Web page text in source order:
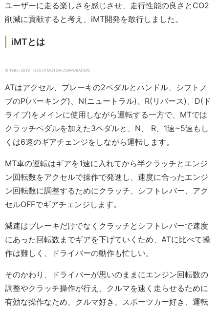
ユーザーに走る楽しさを感じさせ、走行性能の良さとCO2
削減に貢献すると考え、iMT開発を敢行しました。
iMTとは
© 1995-2019 TOYOTA MOTOR CORPORATION.
ATはアクセル、ブレーキの2ペダルとハンドル、シフトノ
ブのP(パーキング)、N(ニュートラル)、R(リバース)、D(ド
ライブ)をメインに使用しながら運転する一方で、MTでは
クラッチペダルを加えた3ペダルと、N、 R、1速~5速もし
くは6速のギアチェンジをしながら運転します。
MT車の運転はギアを1速に入れてから半クラッチとエンジ
ン回転数をアクセルで操作で発進し、速度に合ったエンジ
ン回転数に調整するためにクラッチ、シフトレバー、アク
セルOFFでギアチェンジします。
減速はブレーキだけでなくクラッチとシフトレバーで速度
にあった回転数までギアを下げていくため、ATに比べて操
作は難しく、ドライバーの動作も忙しい。
そのかわり、ドライバーが思いのままにエンジン回転数の
調整やクラッチ操作が行え、クルマを速く走らせるために
有効な操作なため、クルマ好き、スポーツカー好き、運転